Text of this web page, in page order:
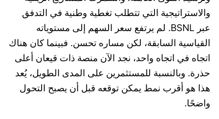
والاستراتيجية التي تتطلب تغطية وطنية في التدفق
عبر BSNL. لم يرتفع سعر السهم إلى مستوياته
القياسية السابقة، لكن مساره تحسن. فبينما كان هناك
اتجاه في اتجاه واحد، نجد الآن منصة ذات قيعان أعلى
حذرة. وبالنسبة للمستثمرين على المدى الطويل، يُعد
هذا هو أقرب نمط يمكن توقعه قبل أن يصبح التحول
واضحًا.